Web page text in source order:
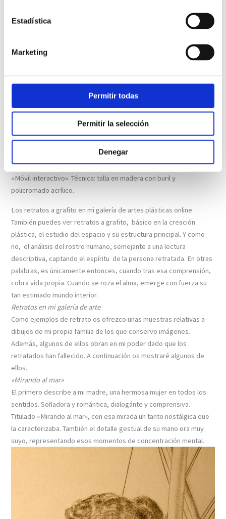
Estadística
Marketing
Permitir todas
Permitir la selección
Denegar
«Móvil interactivo». Técnica: talla en madera con buril y
policromado acrílico.
Los retratos a grafito en mi galería de artes plásticas online
También puedes ver retratos a grafito, básico en la creación
plástica, el estudio del espacio y su estructura principal. Y como
no, el análisis del rostro humano, semejante a una lectura
descriptiva, captando el espíritu de la persona retratada. En otras
palabras, es únicamente entonces, cuando tras esa comprensión,
cobra vida propia. Cuando se roza el alma, emerge con fuerza su
tan estimado mundo interior.
Retratos en mi galería de arte
Como ejemplos de retrato os ofrezco unas muestras relativas a
dibujos de mi propia familia de los que conservo imágenes.
Además, algunos de ellos obran en mi poder dado que los
retratados han fallecido. A continuación os mostraré algunos de
ellos.
«Mirando al mar»
El primero describe a mi madre, una hermosa mujer en todos los
sentidos. Soñadora y romántica, dialogánte y comprensiva.
Titulado «Mirando al mar», con esa mirada un tanto nostálgica que
la caracterizaba. También el detalle gestual de su mano era muy
suyo, representando esos momentos de concentración mental.